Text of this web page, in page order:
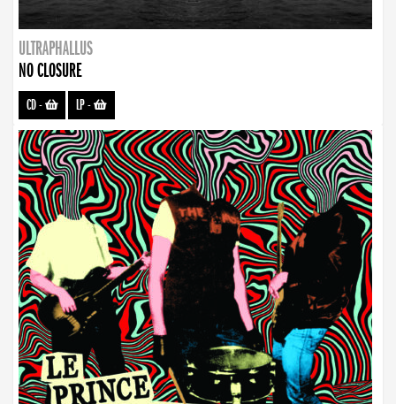
ULTRAPHALLUS
NO CLOSURE
CD- LP-